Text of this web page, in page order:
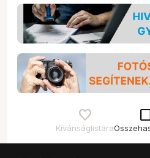
Kívánságlistára